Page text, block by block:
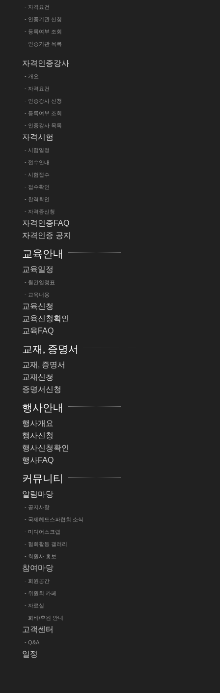
- 자격요건
- 인증기관 신청
- 등록여부 조회
- 인증기관 목록
자격인증강사
- 개요
- 자격요건
- 인증강사 신청
- 등록여부 조회
- 인증강사 목록
자격시험
- 시험일정
- 접수안내
- 시험접수
- 접수확인
- 합격확인
- 자격증신청
자격인증FAQ
자격인증 공지
교육안내
교육일정
- 월간일정표
- 교육내용
교육신청
교육신청확인
교육FAQ
교재, 증명서
교재, 증명서
교재신청
증명서신청
행사안내
행사개요
행사신청
행사신청확인
행사FAQ
커뮤니티
알림마당
- 공지사항
- 국제헤드스파협회 소식
- 미디어스크랩
- 협회활동 갤러리
- 회원사 홍보
참여마당
- 회원공간
- 위원회 카페
- 자료실
- 회비/후원 안내
고객센터
- Q&A
일정